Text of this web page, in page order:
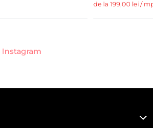
de la 199,00 lei /
Instagram